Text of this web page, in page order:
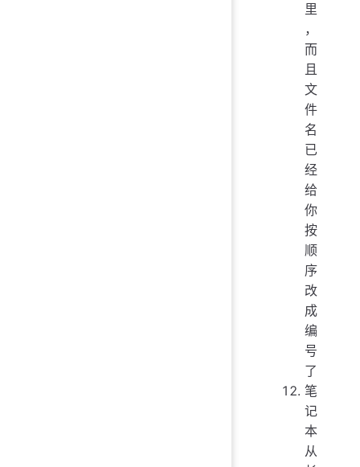
里
，
而
且
文
件
名
已
经
给
你
按
顺
序
改
成
编
号
了
笔
记
本
从